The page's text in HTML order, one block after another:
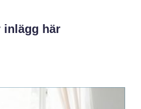
inlägg här